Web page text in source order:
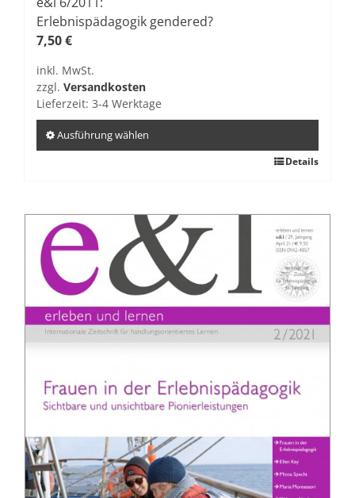
Erlebnispädagogik gendered?
7,50€
inkl. MwSt.
zzgl. Versandkosten
Lieferzeit: 3-4 Werktage
Ausführung wählen
mehrere
Varianten
auf.
Die
Optionen
können
auf
gewählt
werden
Details